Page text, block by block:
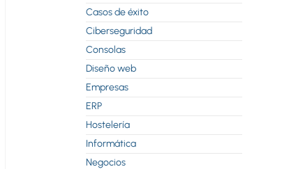
Casos de éxito
Ciberseguridad
Consolas
Diseño web
Empresas
ERP
Hostelería
Informática
Negocios